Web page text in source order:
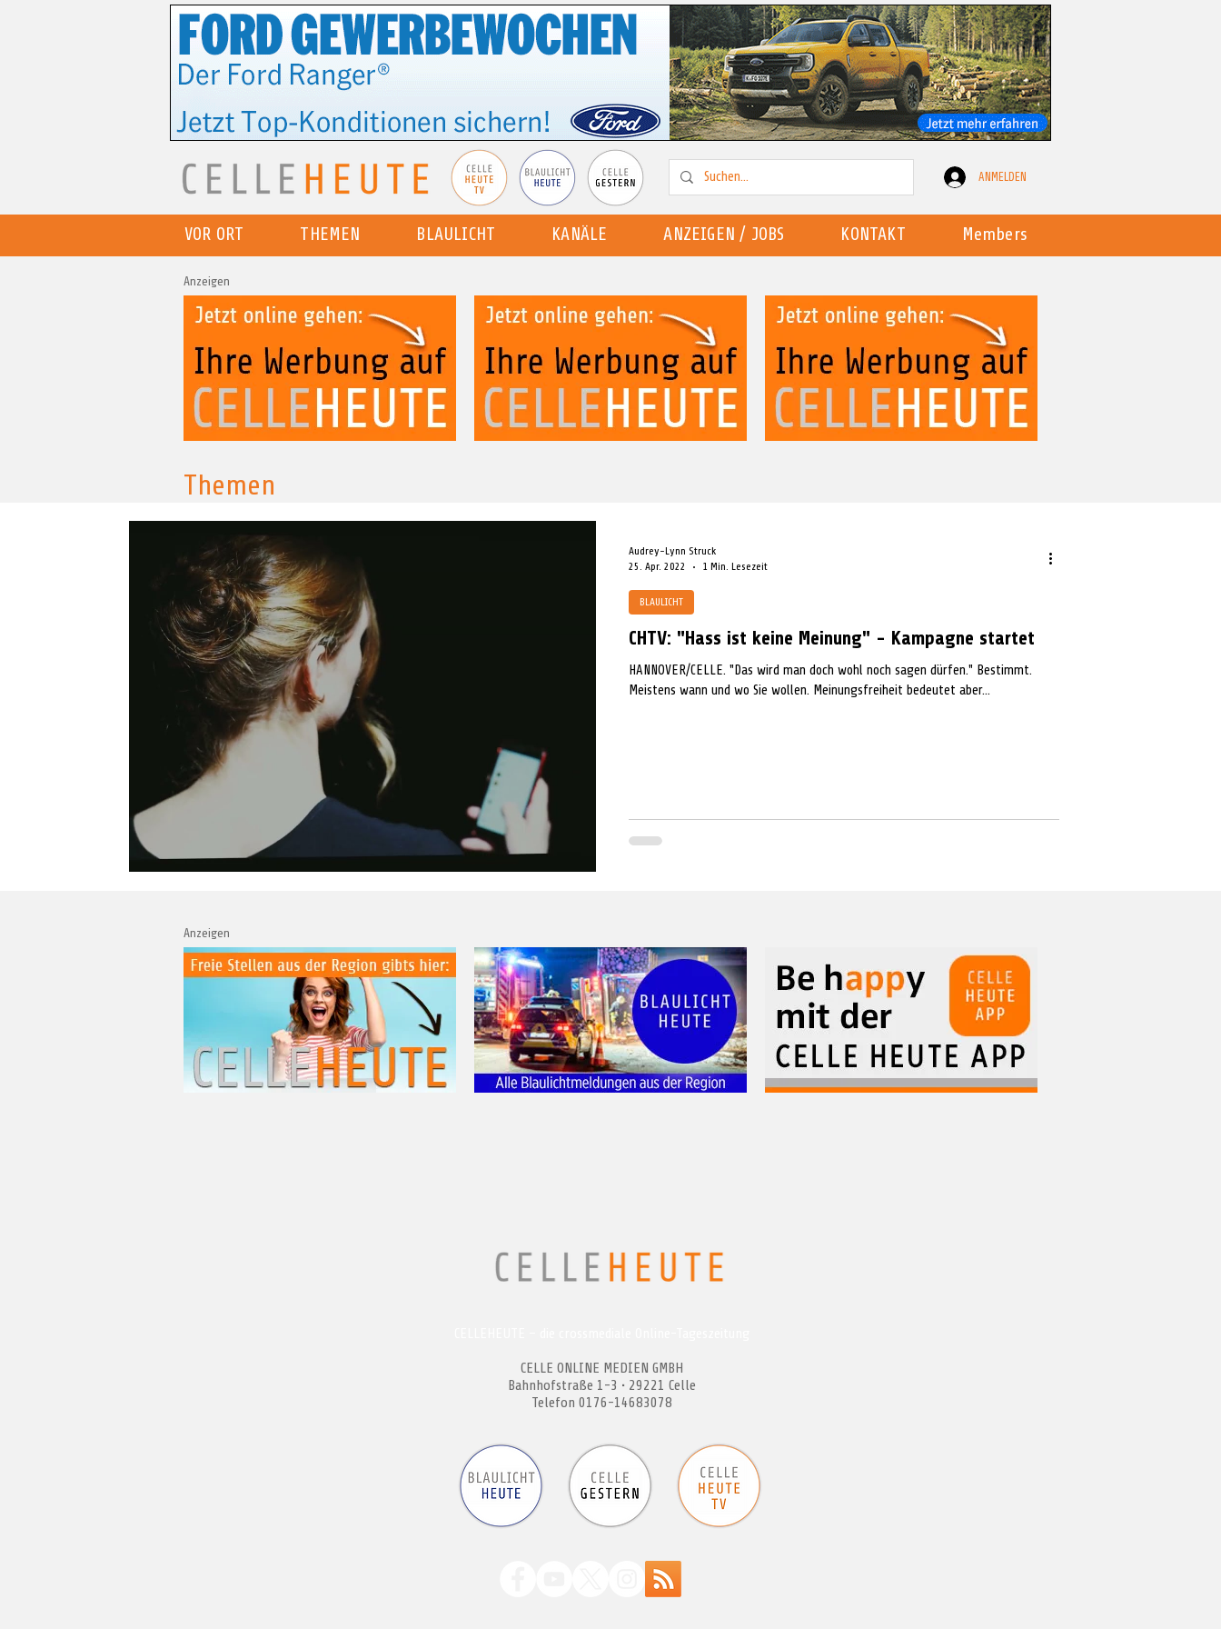
ANMELDEN
VOR ORT THEMEN BLAULICHT KANÄLE ANZEIGEN / JOBS KONTAKT Members
Anzeigen
Themen
CHTV: "Hass ist keine Meinung" - Kampagne startet
HANNOVER/CELLE. "Das wird man doch wohl noch sagen dürfen." Bestimmt.
Meistens wann und wo Sie wollen. Meinungsfreiheit bedeutet aber...
BLAULICHT
Audrey-Lynn Struck
25. Apr. 2022
1 Min. Lesezeit
Anzeigen
CELLE ONLINE MEDIEN GMBH
Bahnhofstraße 1-3 • 29221 Celle
Telefon 0176-14683078